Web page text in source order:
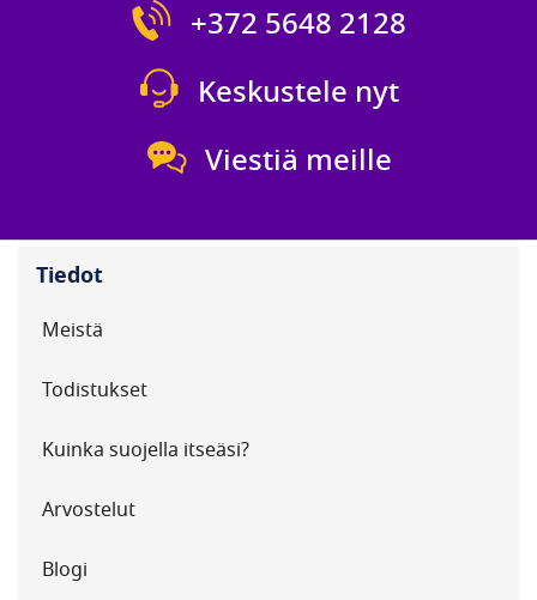
+372 5648 2128
Keskustele nyt
Viestiä meille
Tiedot
Meistä
Todistukset
Kuinka suojella itseäsi?
Arvostelut
Blogi